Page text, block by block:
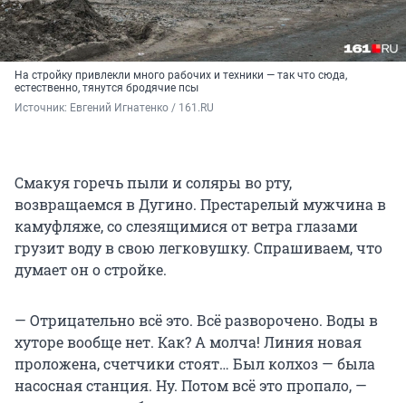
На стройку привлекли много рабочих и техники — так что сюда,
естественно, тянутся бродячие псы
Источник: Евгений Игнатенко / 161.RU
Смакуя горечь пыли и соляры во рту,
возвращаемся в Дугино. Престарелый мужчина в
камуфляже, со слезящимися от ветра глазами
грузит воду в свою легковушку. Спрашиваем, что
думает он о стройке.
— Отрицательно всё это. Всё разворочено. Воды в
хуторе вообще нет. Как? А молча! Линия новая
проложена, счетчики стоят… Был колхоз — была
насосная станция. Ну. Потом всё это пропало, —